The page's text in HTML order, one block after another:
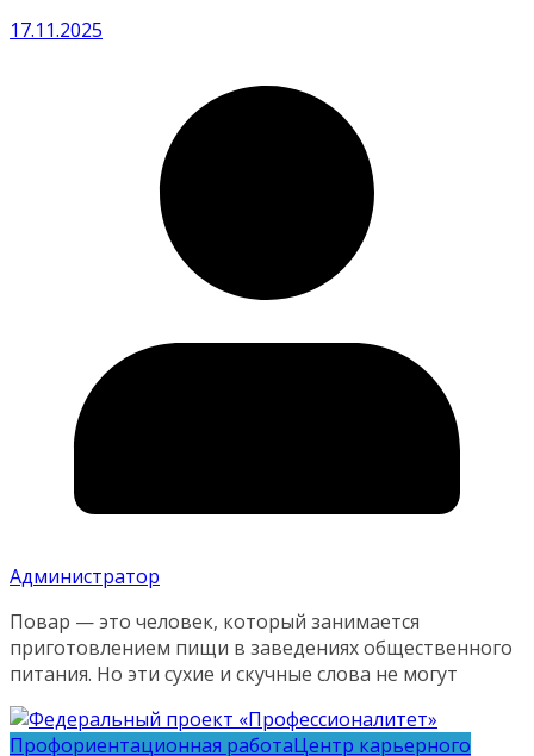
17.11.2025
Администратор
Повар — это человек, который занимается
приготовлением пищи в заведениях общественного
питания. Но эти сухие и скучные слова не могут
Профориентационная работаЦентр карьерного